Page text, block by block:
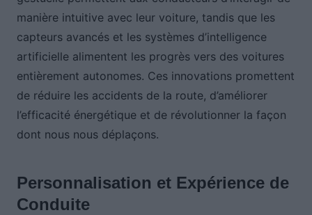
manière intuitive avec leur voiture, tandis que les
capteurs avancés et les systèmes d’intelligence
artificielle alimentent les progrès vers des voitures
entièrement autonomes. Ces innovations promettent
de réduire les accidents de la route, d’améliorer
l’efficacité énergétique et de révolutionner la façon
dont nous nous déplaçons.
Personnalisation et Expérience de
Conduite